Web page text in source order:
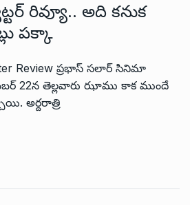
రివ్యూ.. అది కనుక
పక్కా
Review ప్రభాస్ సలార్ సినిమా
22న తెల్లవారు ఝాము కాక ముందే
అర్దరాత్రి